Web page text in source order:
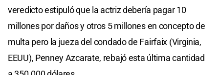
veredicto estipuló que la actriz debería pagar 10
millones por daños y otros 5 millones en concepto de
multa pero la jueza del condado de Fairfaix (Virginia,
EEUU), Penney Azcarate, rebajó esta última cantidad